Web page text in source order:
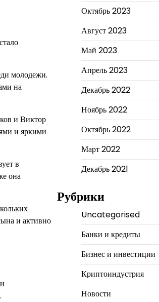
молодежи.
на
и Виктор
и яркими
в
она
и активно
Октябрь 2023
Август 2023
Май 2023
Апрель 2023
Декабрь 2022
Ноябрь 2022
Октябрь 2022
Март 2022
Декабрь 2021
Рубрики
Uncategorised
Банки и кредиты
Бизнес и инвестиции
Криптоиндустрия
Новости